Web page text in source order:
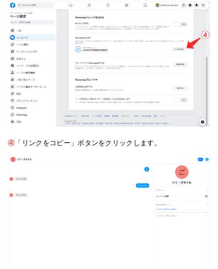
④ 「リンクをコピー」ボタンをクリックします。